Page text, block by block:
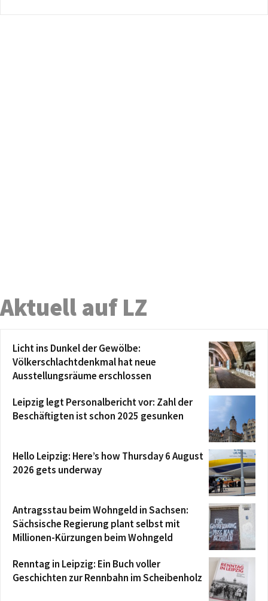
Aktuell auf LZ
Licht ins Dunkel der Gewölbe:
Völkerschlachtdenkmal hat neue
Ausstellungsräume erschlossen
Leipzig legt Personalbericht vor: Zahl der
Beschäftigten ist schon 2025 gesunken
Hello Leipzig: Here’s how Thursday 6 August
2026 gets underway
Antragsstau beim Wohngeld in Sachsen:
Sächsische Regierung plant selbst mit
Millionen-Kürzungen beim Wohngeld
Renntag in Leipzig: Ein Buch voller
Geschichten zur Rennbahn im Scheibenholz